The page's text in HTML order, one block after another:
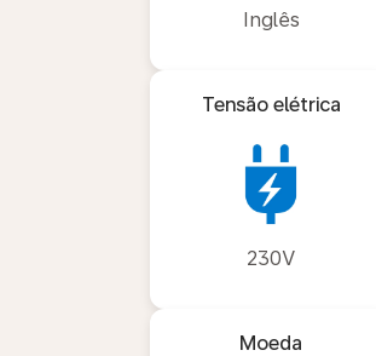
Inglês
Tensão elétrica
230V
Moeda